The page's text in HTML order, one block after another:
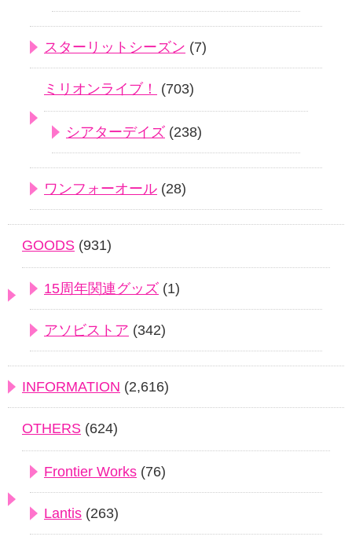
スターリットシーズン (7)
ミリオンライブ！ (703)
シアターデイズ (238)
ワンフォーオール (28)
GOODS (931)
15周年関連グッズ (1)
アソビストア (342)
INFORMATION (2,616)
OTHERS (624)
Frontier Works (76)
Lantis (263)